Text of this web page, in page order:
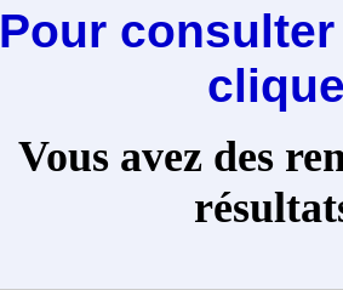
Pour
Vous avez des